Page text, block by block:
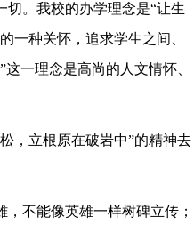
。我校的办学理念是“让生
一种关怀，追求学生之间、
一理念是高尚的人文情怀、
，立根原在破岩中”的精神去
不能像英雄一样树碑立传；